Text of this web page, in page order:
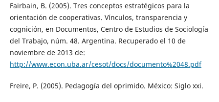
Fairbain, B. (2005). Tres conceptos estratégicos para la
orientación de cooperativas. Vínculos, transparencia y
cognición, en Documentos, Centro de Estudios de Sociología
del Trabajo, núm. 48. Argentina. Recuperado el 10 de
noviembre de 2013 de:
http://www.econ.uba.ar/cesot/docs/documento%2048.pdf
Freire, P. (2005). Pedagogía del oprimido. México: Siglo xxi.